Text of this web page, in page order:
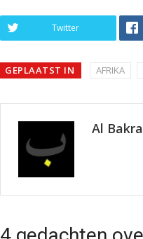
Twitter
GEPLAATST IN AFRIKA
Al